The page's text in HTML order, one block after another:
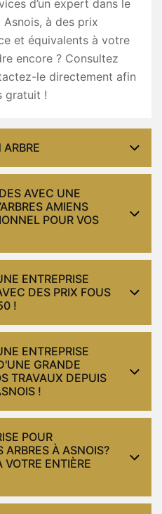
d’un expert dans le
à des prix
et équivalents à votre
encore ? Consultez
le directement afin
gratuit !
AVEC UNE
AMIENS
POUR VOS
ENTREPRISE
DES PRIX FOUS
!
ENTREPRISE
GRANDE
TRAVAUX DEPUIS
!
POUR
ARBRES À ASNOIS?
ENTIÈRE